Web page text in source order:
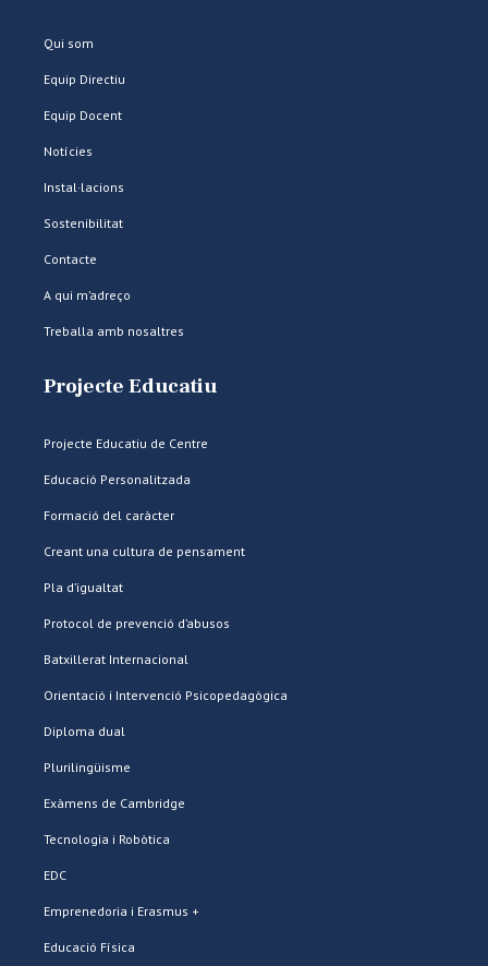
Qui som
Equip Directiu
Equip Docent
Notícies
Instal·lacions
Sostenibilitat
Contacte
A qui m’adreço
Treballa amb nosaltres
Projecte Educatiu
Projecte Educatiu de Centre
Educació Personalitzada
Formació del caràcter
Creant una cultura de pensament
Pla d’igualtat
Protocol de prevenció d’abusos
Batxillerat Internacional
Orientació i Intervenció Psicopedagògica
Diploma dual
Plurilingüisme
Exàmens de Cambridge
Tecnologia i Robòtica
EDC
Emprenedoria i Erasmus +
Educació Física